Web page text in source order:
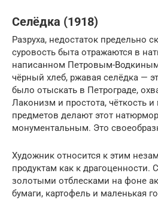
Селёдка (1918)
Разруха, недостаток предельно
суровость быта отражаются в
написанном Петровым-
чёрный хлеб, ржавая селёдка —
было отыскать в Петрограде,
Лаконизм и простота, чёткость
предметов делают этот
монументальным. Это
Художник относится к этим
продуктам как к драгоценности.
золотыми отблесками на фоне
бумаги, картофель и маленькая